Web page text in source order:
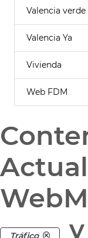
Valencia verde
Valencia Ya
Vivienda
Web FDM
Tráfico